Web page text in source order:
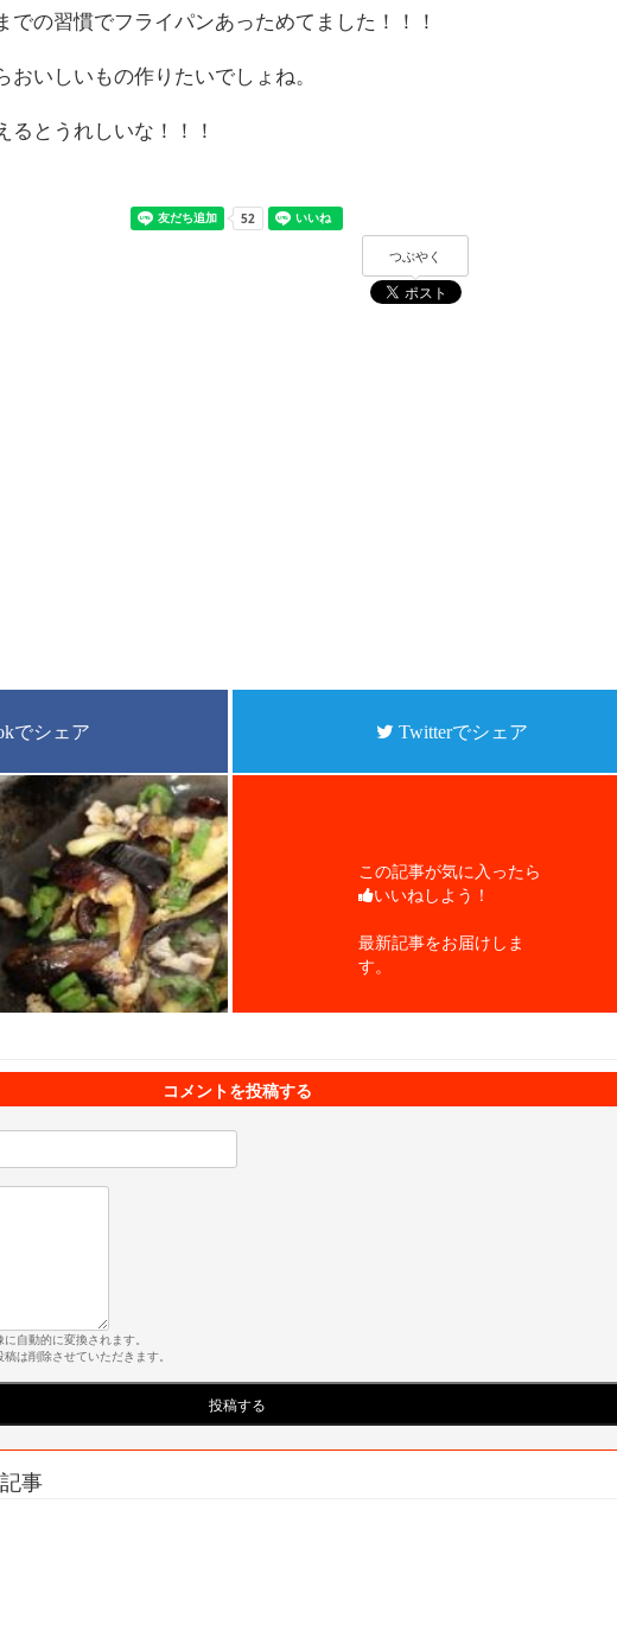
での習慣でフライパンあっためてました！！！
いしいもの作りたいでしょね。
とうれしいな！！！
つぶやく
でシェア Twitterでシェア
この記事が気に入ったら
いいねしよう！
最新記事をお届けしま
す。
コメントを投稿する
自動的に変換されます。
は削除させていただきます。
事